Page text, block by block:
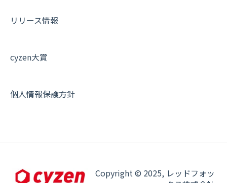
その他よくある質問
リリース情報
cyzen大賞
個人情報保護方針
Copyright © 2025, レッドフォッ